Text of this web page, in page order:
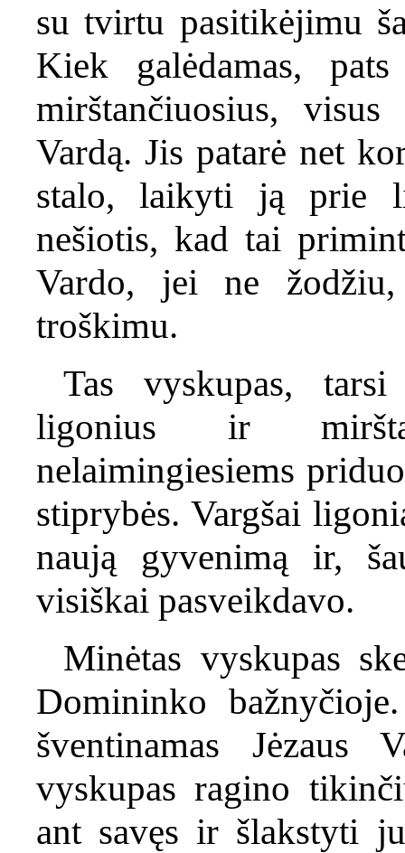
su tvirtu pasitikėjimu
Kiek galėdamas,
mirštančiuosius,
Vardą. Jis patarė net
stalo, laikyti ją prie
nešiotis, kad tai
Vardo, jei ne
troškimu.
Tas vyskupas, tarsi
ligonius ir
nelaimingiesiems
stiprybės. Vargšai
naują gyvenimą ir,
visiškai pasveikdavo.
Minėtas vyskupas
Domininko
šventinamas Jėzaus
vyskupas ragino
ant savęs ir šlakstyti